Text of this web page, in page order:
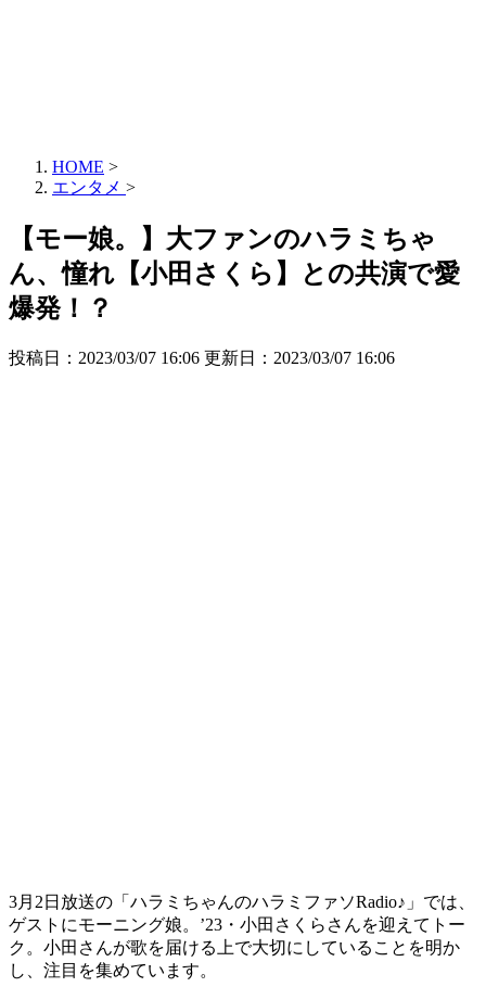
HOME >
エンタメ >
【モー娘。】大ファンのハラミちゃ
ん、憧れ【小田さくら】との共演で愛
爆発！？
投稿日：2023/03/07 16:06 更新日： 2023/03/07 16:06
3月2日放送の「ハラミちゃんのハラミファソRadio♪」では、
ゲストにモーニング娘。’23・小田さくらさんを迎えてトー
ク。小田さんが歌を届ける上で大切にしていることを明か
し、注目を集めています。